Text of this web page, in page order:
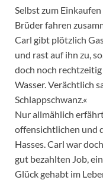
Selbst zum
Brüder fahren
Carl gibt plötzlich
und rast auf ihn zu,
doch noch
Wasser. Verächtlich
Schlappschwanz.«
Nur allmählich
offensichtlichen und
Hasses. Carl war
gut bezahlten Job,
Glück gehabt im